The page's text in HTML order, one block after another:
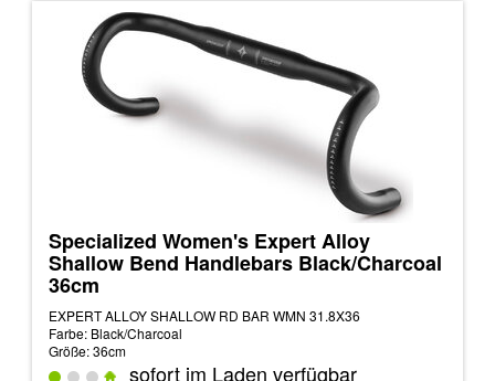
Specialized Women's Expert Alloy
Shallow Bend Handlebars Black/Charcoal
36cm
EXPERT ALLOY SHALLOW RD BAR WMN 31.8X36
Farbe: Black/Charcoal
Größe: 36cm
sofort im Laden verfügbar